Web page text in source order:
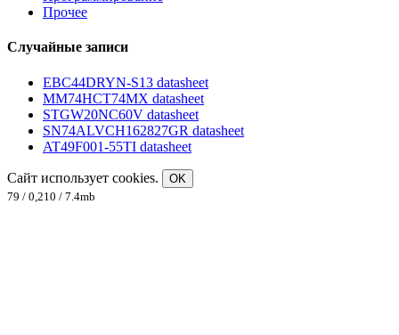
Прочее
Случайные записи
EBC44DRYN-S13 datasheet
MM74HCT74MX datasheet
STGW20NC60V datasheet
SN74ALVCH162827GR datasheet
AT49F001-55TI datasheet
Сайт использует cookies.
OK
79 / 0,210 / 7.4mb